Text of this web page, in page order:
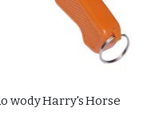
wody Harry's Horse